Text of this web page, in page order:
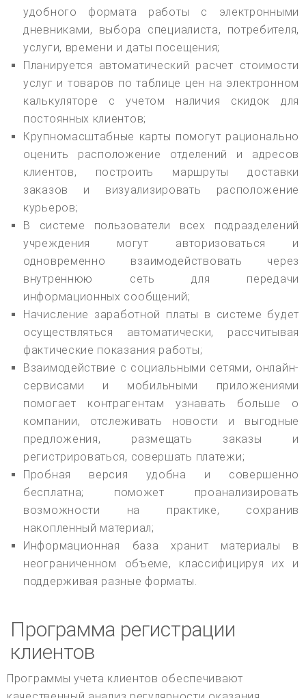
удобного формата работы с электронными
дневниками, выбора специалиста, потребителя,
услуги, времени и даты посещения;
Планируется автоматический расчет стоимости
услуг и товаров по таблице цен на электронном
калькуляторе с учетом наличия скидок для
постоянных клиентов;
Крупномасштабные карты помогут рационально
оценить расположение отделений и адресов
клиентов, построить маршруты доставки
заказов и визуализировать расположение
курьеров;
В системе пользователи всех подразделений
учреждения могут авторизоваться и
одновременно взаимодействовать через
внутреннюю сеть для передачи
информационных сообщений;
Начисление заработной платы в системе будет
осуществляться автоматически, рассчитывая
фактические показания работы;
Взаимодействие с социальными сетями, онлайн-
сервисами и мобильными приложениями
помогает контрагентам узнавать больше о
компании, отслеживать новости и выгодные
предложения, размещать заказы и
регистрироваться, совершать платежи;
Пробная версия удобна и совершенно
бесплатна; поможет проанализировать
возможности на практике, сохранив
накопленный материал;
Информационная база хранит материалы в
неограниченном объеме, классифицируя их и
поддерживая разные форматы.
Программа регистрации
клиентов
Программы учета клиентов обеспечивают